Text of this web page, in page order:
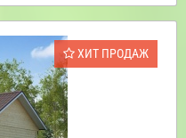
ХИТ ПРОДАЖ